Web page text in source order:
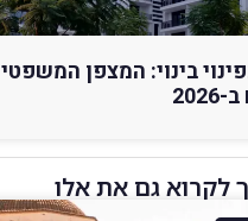
בינוי: המצפן המשפטי
לקרוא גם את אלו